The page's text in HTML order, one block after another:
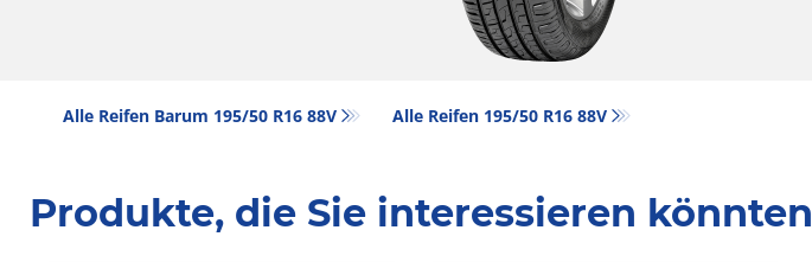
Alle Reifen Barum 195/50 R16 88V Alle Reifen‎ 195/50 R16 88V
Produkte, die Sie interessieren könnten